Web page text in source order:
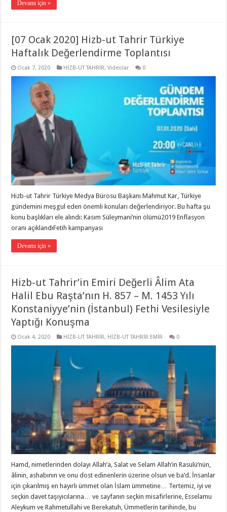
Devamı için »
[07 Ocak 2020] Hizb-ut Tahrir Türkiye
Haftalık Değerlendirme Toplantısı
Ocak 7, 2020 HİZB-UT TAHRİR,Videolar 0
Hizb-ut Tahrir Türkiye Medya Bürosu Başkanı Mahmut Kar, Türkiye
gündemini meşgul eden önemli konuları değerlendiriyor. Bu hafta şu
konu başlıkları ele alındı: Kasım Süleymani’nin ölümü2019 Enflasyon
oranı açıklandıFetih kampanyası
Devamı için »
Hizb-ut Tahrir’in Emiri Değerli Âlim Ata
Halil Ebu Raşta’nın H. 857 – M. 1453 Yılı
Konstaniyye’nin (İstanbul) Fethi Vesilesiyle
Yaptığı Konuşma
Ocak 4, 2020 HİZB-UT TAHRİR, HİZB-UT TAHRİR EMİR 0
Hamd, nimetlerinden dolayı Allah’a, Salat ve Selam Allah’ın Rasulü’nün,
âlinin, ashabının ve onu dost edinenlerin üzerine olsun ve ba’d. İnsanlar
için çıkarılmış en hayırlı ümmet olan İslam ümmetine… Tertemiz, iyi ve
seçkin davet taşıyıcılarına… ve sayfanın seçkin misafirlerine, Esselamu
Aleykum ve Rahmetullahi ve Berekatuh, Ümmetlerin tarihinde, bu